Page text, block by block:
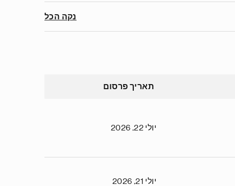
נקה הכל
תאריך פרסום
יולי 22, 2026
יולי 21, 2026